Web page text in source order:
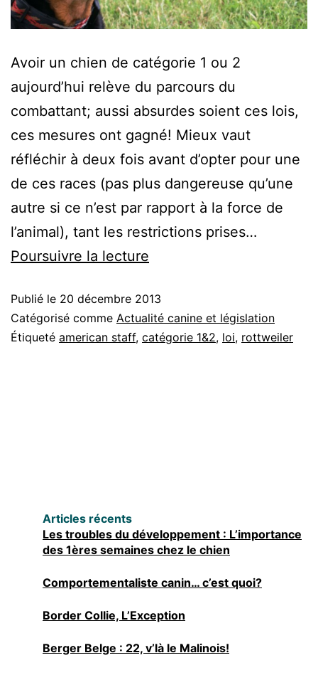
Avoir un chien de catégorie 1 ou 2
aujourd’hui relève du parcours du
combattant; aussi absurdes soient ces lois,
ces mesures ont gagné! Mieux vaut
réfléchir à deux fois avant d’opter pour une
de ces races (pas plus dangereuse qu’une
autre si ce n’est par rapport à la force de
l’animal), tant les restrictions prises…
Poursuivre la lecture
les
chiens
Publié le 20 décembre 2013
Catégorisé comme Actualité canine et législation
Étiqueté american staff, catégorie 1&2, loi, rottweiler
Articles récents
Les troubles du développement : L’importance
des 1ères semaines chez le chien
Comportementaliste canin… c’est quoi?
Border Collie, L’Exception
Berger Belge : 22, v’là le Malinois!